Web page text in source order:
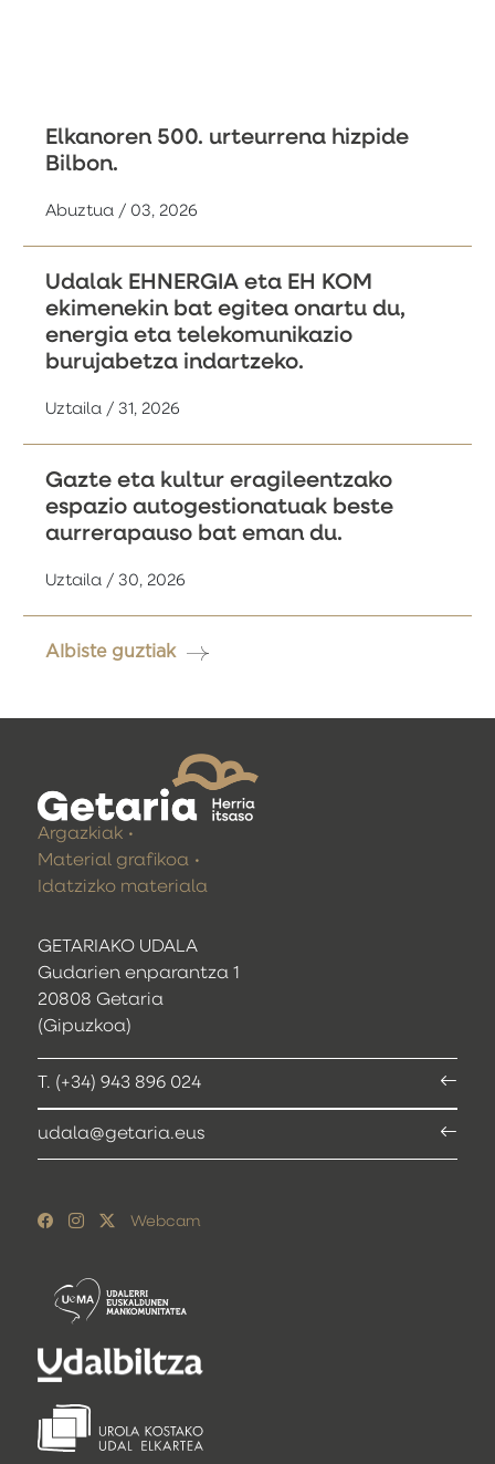
Elkanoren 500. urteurrena hizpide
Bilbon.
Abuztua / 03, 2026
Udalak EHNERGIA eta EH KOM
ekimenekin bat egitea onartu du,
energia eta telekomunikazio
burujabetza indartzeko.
Uztaila / 31, 2026
Gazte eta kultur eragileentzako
espazio autogestionatuak beste
aurrerapauso bat eman du.
Uztaila / 30, 2026
Albiste guztiak
GETARIAKO UDALA
Gudarien enparantza 1
20808 Getaria
(Gipuzkoa)
T. (+34) 943 896 024
udala@getaria.eus
Argazkiak
Material grafikoa
Idatzizko materiala
Webcam